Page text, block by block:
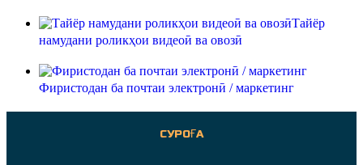
Тайёр
намудани роликҳои видеоӣ ва овозӣ
Фиристодан ба почтаи электронӣ / маркетинг
СУРОҒА